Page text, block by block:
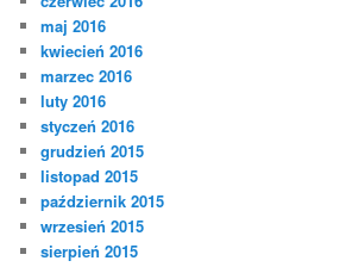
maj 2016
kwiecień 2016
marzec 2016
luty 2016
styczeń 2016
grudzień 2015
listopad 2015
październik 2015
wrzesień 2015
sierpień 2015